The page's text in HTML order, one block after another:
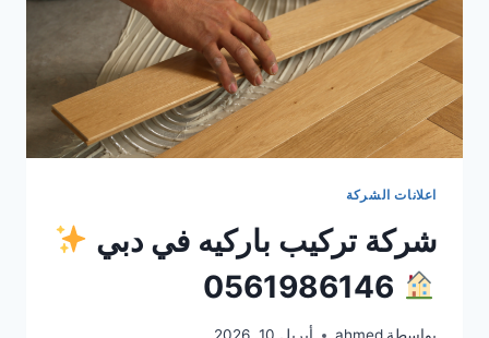
اعلانات الشركة
شركة تركيب باركيه في دبي